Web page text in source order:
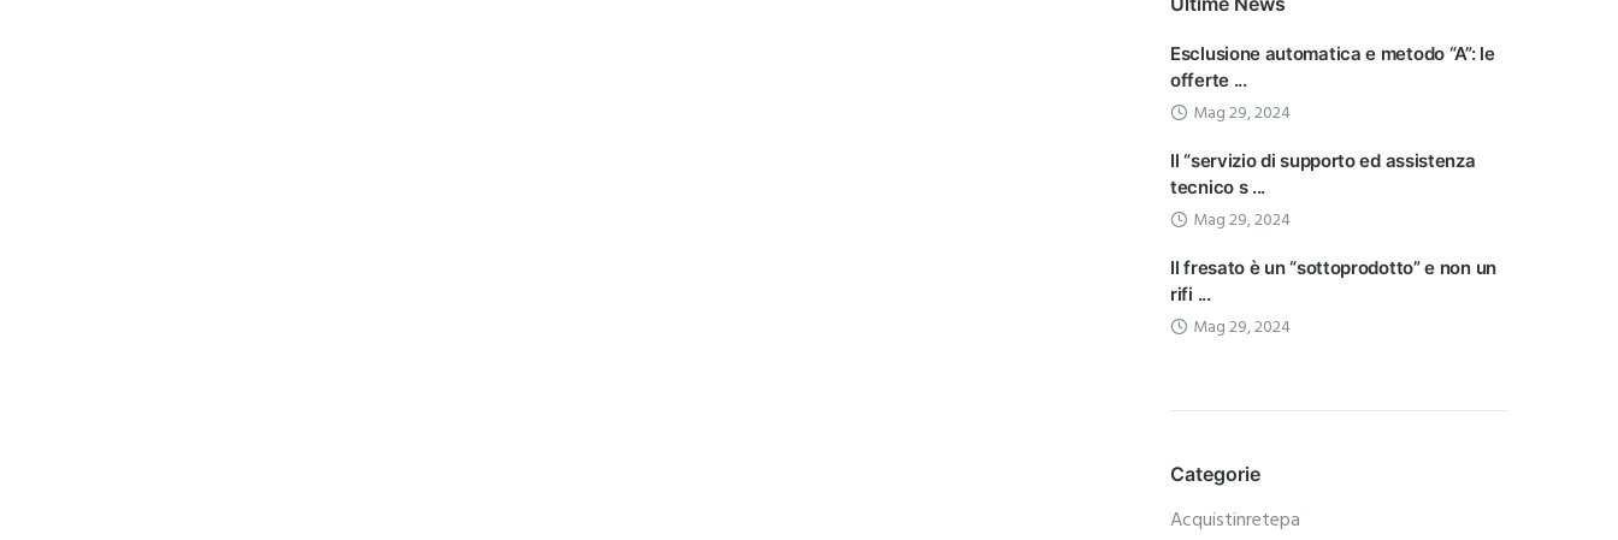
Esclusione automatica e metodo “A”: le
offerte ...
Mag 29, 2024
Il “servizio di supporto ed assistenza
tecnico s ...
Mag 29, 2024
Il fresato è un “sottoprodotto” e non un
rifi ...
Mag 29, 2024
Categorie
Acquistinretepa